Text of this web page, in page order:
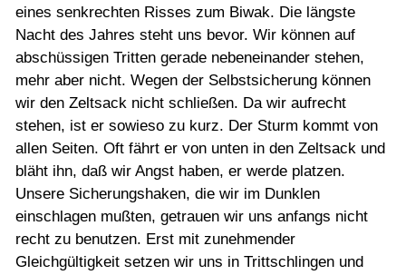
eines senkrechten Risses zum Biwak. Die längste
Nacht des Jahres steht uns bevor. Wir können auf
abschüssigen Tritten gerade nebeneinander stehen,
mehr aber nicht. Wegen der Selbstsicherung können
wir den Zeltsack nicht schließen. Da wir aufrecht
stehen, ist er sowieso zu kurz. Der Sturm kommt von
allen Seiten. Oft fährt er von unten in den Zeltsack und
bläht ihn, daß wir Angst haben, er werde platzen.
Unsere Sicherungshaken, die wir im Dunklen
einschlagen mußten, getrauen wir uns anfangs nicht
recht zu benutzen. Erst mit zunehmender
Gleichgültigkeit setzen wir uns in Trittschlingen und